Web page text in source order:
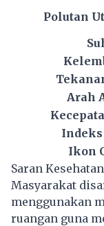
Polutan
Arah
Indeks
Ikon
Saran Kesehatan
Masyarakat
menggunakan
ruangan guna